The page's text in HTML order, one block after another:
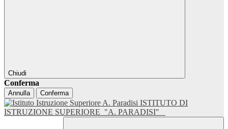
Chiudi
Conferma
Annulla Conferma
ISTITUTO DI
ISTRUZIONE SUPERIORE "A. PARADISI"